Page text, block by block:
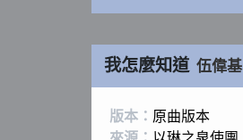
我怎麼知道 伍偉基
版本： 原曲版本